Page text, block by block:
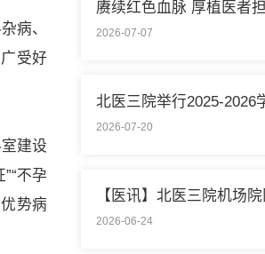
病、
受好
建设
不孕
势病
2026-07-07
2026-07-20
2026-06-24